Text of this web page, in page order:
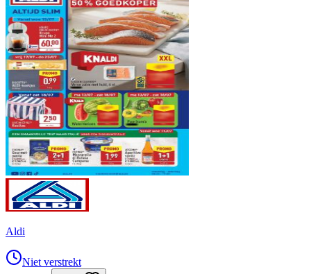
Aldi
Niet verstrekt